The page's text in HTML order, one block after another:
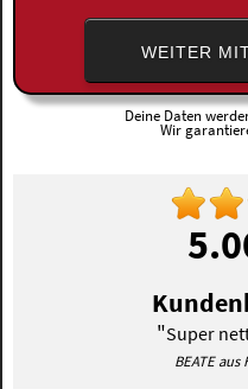
WEITER
Deine Daten
Wir
"Super
BEATE aus